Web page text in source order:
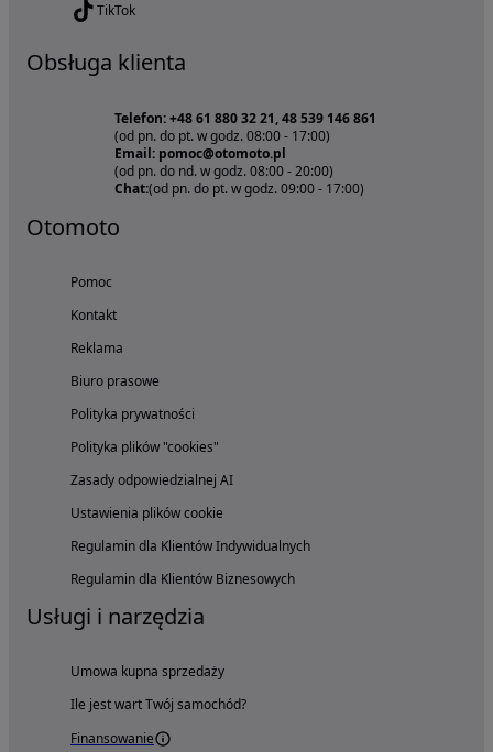
TikTok
Obsługa klienta
Telefon: +48 61 880 32 21, 48 539 146 861
(od pn. do pt. w godz. 08:00 - 17:00)
Email: pomoc@otomoto.pl
(od pn. do nd. w godz. 08:00 - 20:00)
Chat:(od pn. do pt. w godz. 09:00 - 17:00)
Otomoto
Pomoc
Kontakt
Reklama
Biuro prasowe
Polityka prywatności
Polityka plików "cookies"
Zasady odpowiedzialnej AI
Ustawienia plików cookie
Regulamin dla Klientów Indywidualnych
Regulamin dla Klientów Biznesowych
Usługi i narzędzia
Umowa kupna sprzedaży
Ile jest wart Twój samochód?
Finansowanie